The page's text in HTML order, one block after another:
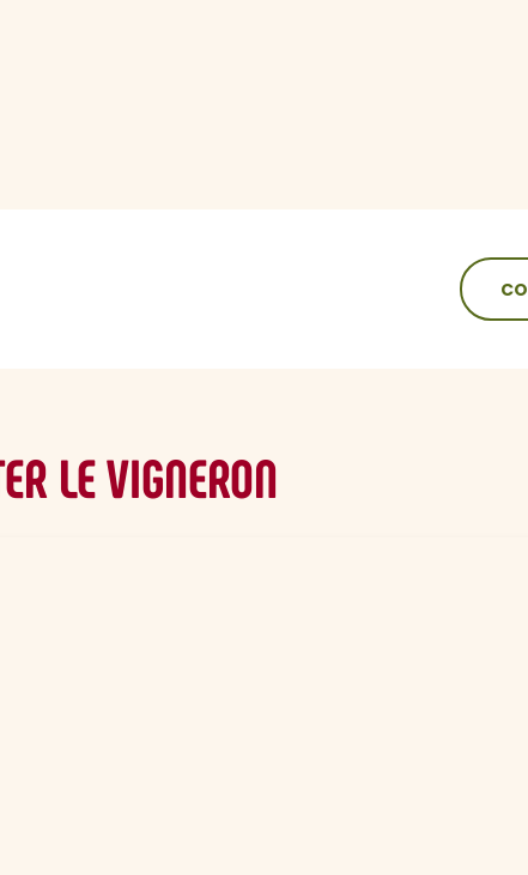
LE VIGNERON